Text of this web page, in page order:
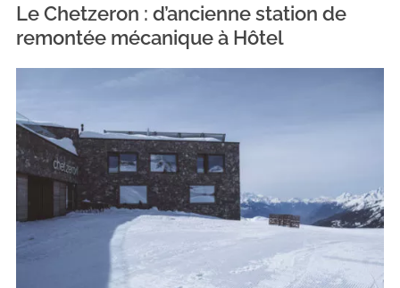
Le Chetzeron : d’ancienne station de
remontée mécanique à Hôtel